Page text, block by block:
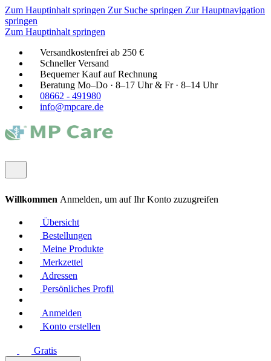
Zum Hauptinhalt springen Zur Suche springen Zur Hauptnavigation
springen
Zum Hauptinhalt springen
Versandkostenfrei ab 250 €
Schneller Versand
Bequemer Kauf auf Rechnung
Beratung Mo–Do · 8–17 Uhr & Fr · 8–14 Uhr
08662 - 491980
info@mpcare.de
Willkommen Anmelden, um auf Ihr Konto zuzugreifen
Übersicht
Bestellungen
Meine Produkte
Merkzettel
Adressen
Persönliches Profil
Anmelden
Konto erstellen
Gratis